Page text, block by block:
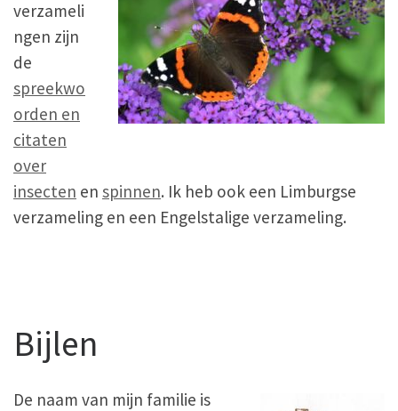
verzameli
ngen zijn
de
spreekwo
orden en
citaten
over
insecten en spinnen. Ik heb ook een Limburgse
verzameling en een Engelstalige verzameling.
Bijlen
De naam van mijn familie is